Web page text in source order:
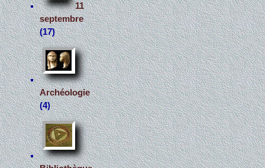
11
septembre
(17)
Archéologie
(4)